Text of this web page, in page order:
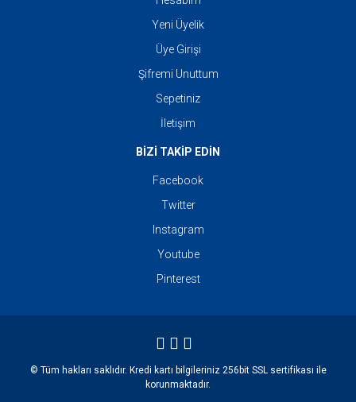
Yeni Üyelik
Üye Girişi
Şifremi Unuttum
Sepetiniz
İletişim
BİZİ TAKİP EDİN
Facebook
Twitter
Instagram
Youtube
Pinterest
© Tüm hakları saklıdır. Kredi kartı bilgileriniz 256bit SSL sertifikası ile
korunmaktadır.